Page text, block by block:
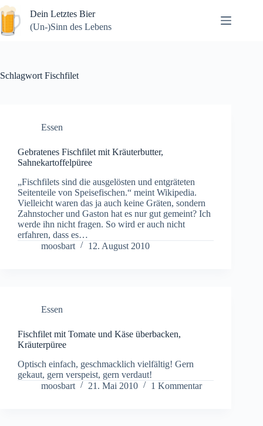
Zum
Inhalt
springen
Dein Letztes Bier
(Un-)Sinn des Lebens
Schlagwort Fischfilet
Essen
Gebratenes Fischfilet mit Kräuterbutter,
Sahnekartoffelpüree
„Fischfilets sind die ausgelösten und entgräteten
Seitenteile von Speisefischen.“ meint Wikipedia.
Vielleicht waren das ja auch keine Gräten, sondern
Zahnstocher und Gaston hat es nur gut gemeint? Ich
werde ihn nicht fragen. So wird er auch nicht
erfahren, dass es…
moosbart
12. August 2010
Essen
Fischfilet mit Tomate und Käse überbacken,
Kräuterpüree
Optisch einfach, geschmacklich vielfältig! Gern
gekaut, gern verspeist, gern verdaut!
moosbart
21. Mai 2010 1 Kommentar